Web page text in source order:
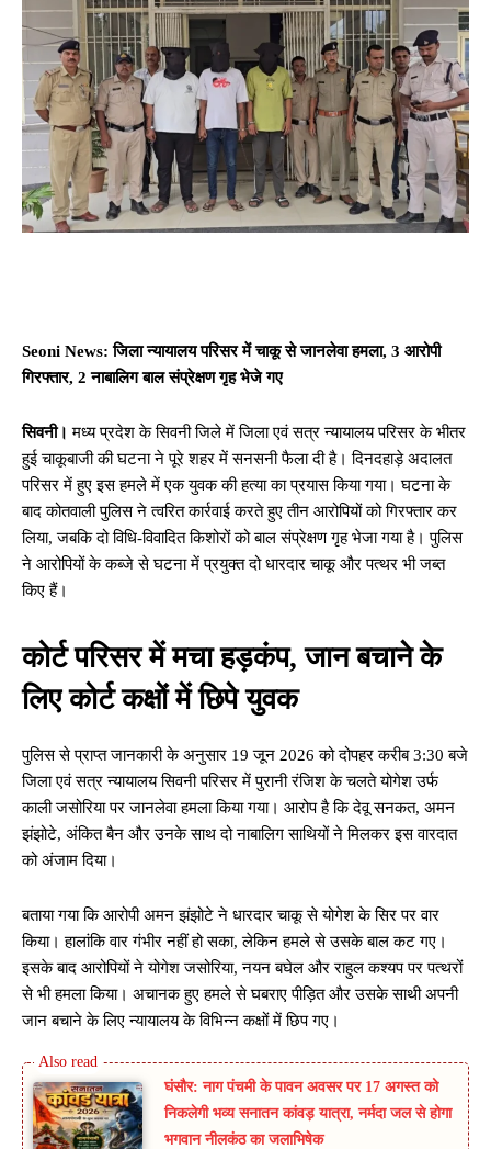
Seoni News: जिला न्यायालय परिसर में चाकू से जानलेवा हमला, 3 आरोपी
गिरफ्तार, 2 नाबालिग बाल संप्रेक्षण गृह भेजे गए
सिवनी। मध्य प्रदेश के सिवनी जिले में जिला एवं सत्र न्यायालय परिसर के भीतर
हुई चाकूबाजी की घटना ने पूरे शहर में सनसनी फैला दी है। दिनदहाड़े अदालत
परिसर में हुए इस हमले में एक युवक की हत्या का प्रयास किया गया। घटना के
बाद कोतवाली पुलिस ने त्वरित कार्रवाई करते हुए तीन आरोपियों को गिरफ्तार कर
लिया, जबकि दो विधि-विवादित किशोरों को बाल संप्रेक्षण गृह भेजा गया है। पुलिस
ने आरोपियों के कब्जे से घटना में प्रयुक्त दो धारदार चाकू और पत्थर भी जब्त
किए हैं।
कोर्ट परिसर में मचा हड़कंप, जान बचाने के
लिए कोर्ट कक्षों में छिपे युवक
पुलिस से प्राप्त जानकारी के अनुसार 19 जून 2026 को दोपहर करीब 3:30 बजे
जिला एवं सत्र न्यायालय सिवनी परिसर में पुरानी रंजिश के चलते योगेश उर्फ
काली जसोरिया पर जानलेवा हमला किया गया। आरोप है कि देवू सनकत, अमन
झंझोटे, अंकित बैन और उनके साथ दो नाबालिग साथियों ने मिलकर इस वारदात
को अंजाम दिया।
बताया गया कि आरोपी अमन झंझोटे ने धारदार चाकू से योगेश के सिर पर वार
किया। हालांकि वार गंभीर नहीं हो सका, लेकिन हमले से उसके बाल कट गए।
इसके बाद आरोपियों ने योगेश जसोरिया, नयन बघेल और राहुल कश्यप पर पत्थरों
से भी हमला किया। अचानक हुए हमले से घबराए पीड़ित और उसके साथी अपनी
जान बचाने के लिए न्यायालय के विभिन्न कक्षों में छिप गए।
घंसौर: नाग पंचमी के पावन अवसर पर 17 अगस्त को
निकलेगी भव्य सनातन कांवड़ यात्रा, नर्मदा जल से होगा
भगवान नीलकंठ का जलाभिषेक